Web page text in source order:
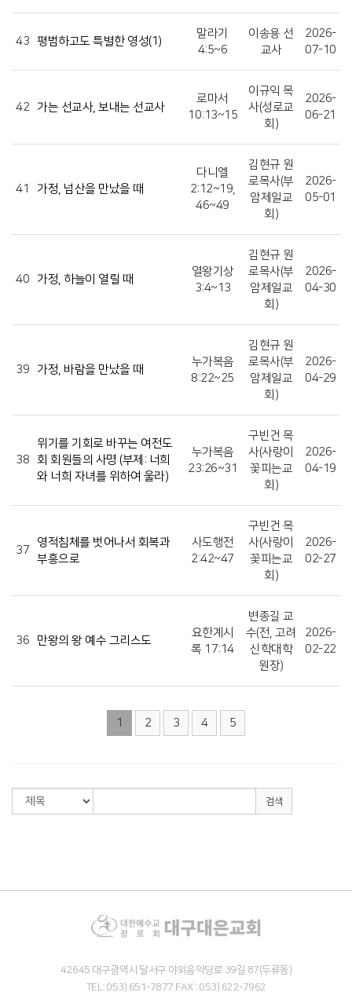
43 평범하고도 특별한 영성(1)
말라기
4:5~6
이송용 선
교사
2026-
07-10
42 가는 선교사, 보내는 선교사
로마서
10:13~15
이규익 목
사(성로교
회)
2026-
06-21
41 가정, 넘산을 만났을 때
다니엘
2:12~19,
46~49
김현규 원
로목사(부
암제일교
회)
2026-
05-01
40 가정, 하늘이 열릴 때
열왕기상
3:4~13
김현규 원
로목사(부
암제일교
회)
2026-
04-30
39 가정, 바람을 만났을 때
누가복음
8:22~25
김현규 원
로목사(부
암제일교
회)
2026-
04-29
38
위기를 기회로 바꾸는 여전도
회 회원들의 사명 (부제: 너희
와 너희 자녀를 위하여 울라)
누가복음
23:26~31
구빈건 목
사(사랑이
꽃피는교
회)
2026-
04-19
37
영적침체를 벗어나서 회복과
부흥으로
사도행전
2:42~47
구빈건 목
사(사랑이
꽃피는교
회)
2026-
02-27
36 만왕의 왕 예수 그리스도
요한계시
록 17:14
변종길 교
수(전, 고려
신학대학
원장)
2026-
02-22
1 2 3 4 5
검색
42645 대구광역시 달서구 야외음악당로 39길 87(두류동)
TEL: 053) 651-7877 FAX : 053) 622-7962